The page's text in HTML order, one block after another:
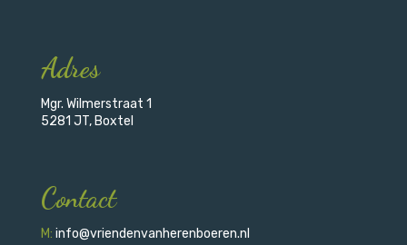
Adres
Mgr. Wilmerstraat 1
5281 JT, Boxtel
Contact
M: info@vriendenvanherenboeren.nl